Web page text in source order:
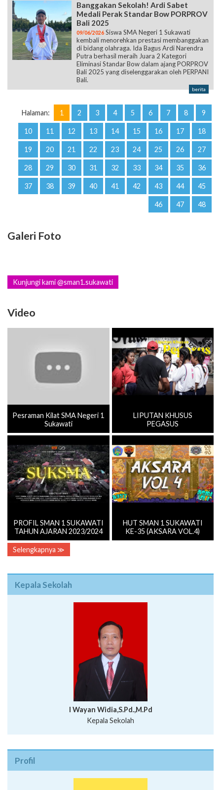
Banggakan Sekolah! Ardi Sabet
Medali Perak Standar Bow PORPROV
Bali 2025
09/06/2026 Siswa SMA Negeri 1 Sukawati
kembali menorehkan prestasi membanggakan
di bidang olahraga. Ida Bagus Ardi Narendra
Putra berhasil meraih Juara 2 Kategori
Eliminasi Standar Bow dalam ajang PORPROV
Bali 2025 yang diselenggarakan oleh PERPANI
Bali.
berita
Halaman: 1 2 3 4 5 6 7 8 9
10 11 12 13 14 15 16 17 18
19 20 21 22 23 24 25 26 27
28 29 30 31 32 33 34 35 36
37 38 39 40 41 42 43 44 45
46 47 48
Galeri Foto
Kunjungi kami @sman1.sukawati
Video
Pesraman Kilat SMA Negeri 1
Sukawati
LIPUTAN KHUSUS
PEGASUS
PROFIL SMAN 1 SUKAWATI
TAHUN AJARAN 2023/2024
HUT SMAN 1 SUKAWATI
KE-35 (AKSARA VOL.4)
Selengkapnya ≫
Kepala Sekolah
I Wayan Widia,S.Pd.,M.Pd
Kepala Sekolah
Profil